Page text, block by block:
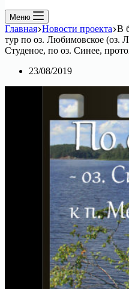
Меню
Главная Новости проекта В
тур по оз. Любимовское (оз.
Студеное, по оз. Синее,
23/08/2019